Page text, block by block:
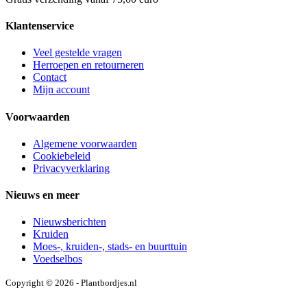
Klantenservice
Veel gestelde vragen
Herroepen en retourneren
Contact
Mijn account
Voorwaarden
Algemene voorwaarden
Cookiebeleid
Privacyverklaring
Nieuws en meer
Nieuwsberichten
Kruiden
Moes-, kruiden-, stads- en buurttuin
Voedselbos
Copyright © 2026 - Plantbordjes.nl